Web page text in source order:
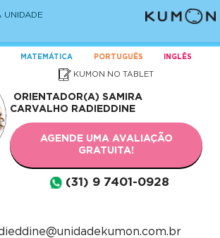
UNIDADE
MATEMÁTICA PORTUGUÊS INGLÊS
KUMON NO TABLET
ORIENTADOR(A) SAMIRA
CARVALHO RADIEDDINE
AGENDE UMA AVALIAÇÃO
GRATUITA!
(31) 9 7401-0928